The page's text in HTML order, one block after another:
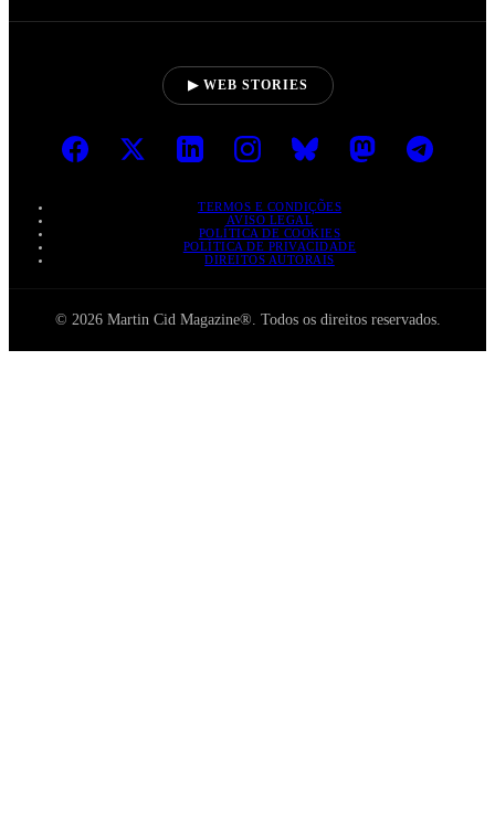
▶ WEB STORIES
TERMOS E CONDIÇÕES
AVISO LEGAL
POLÍTICA DE COOKIES
POLÍTICA DE PRIVACIDADE
DIREITOS AUTORAIS
© 2026 Martin Cid Magazine®. Todos os direitos reservados.